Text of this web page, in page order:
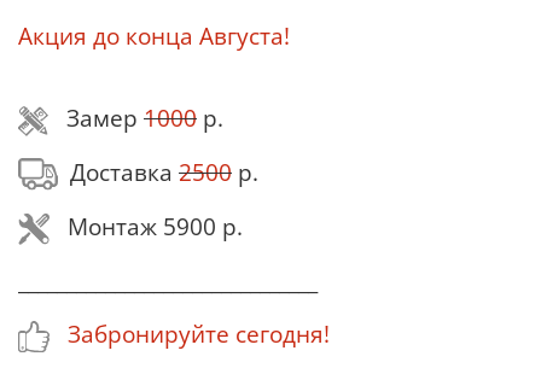
Акция до конца Августа!
Замер 1000 р.
Доставка 2500 р.
Монтаж 5900 р.
Забронируйте сегодня!